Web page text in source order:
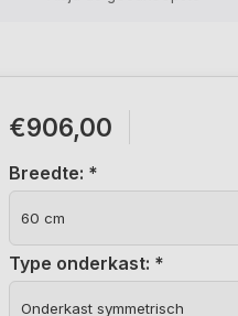
€906,00
Breedte: *
Type onderkast: *